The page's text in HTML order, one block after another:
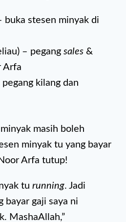
buka stesen minyak di
– pegang sales &
Arfa
kilang dan
masih boleh
minyak tu yang bayar
Arfa tutup!
tu running. Jadi
bayar gaji saya ni
MashaAllah,”